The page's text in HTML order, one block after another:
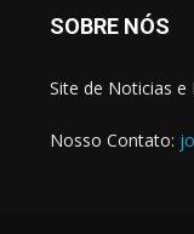
SOBRE NÓS
Site de Noticias
Nosso Contato: